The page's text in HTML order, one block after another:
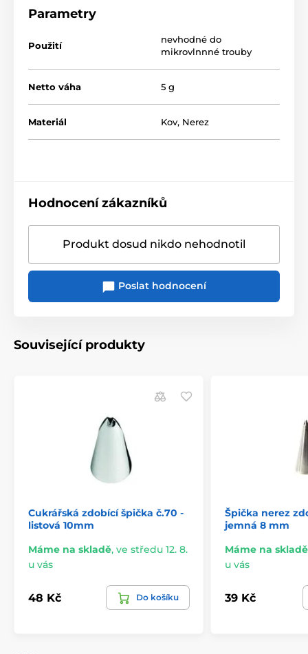
Parametry
Použití
nevhodné do
mikrovlnnné trouby
Netto váha 5 g
Materiál Kov, Nerez
Hodnocení zákazníků
Produkt dosud nikdo nehodnotil
Poslat hodnocení
Související produkty
Cukrářská zdobící špička č.70 -
listová 10mm
Máme na skladě, ve středu 12. 8.
u vás
48 Kč Do košíku
Špička nerez
jemná 8 mm
Máme na skladě
u vás
39 Kč